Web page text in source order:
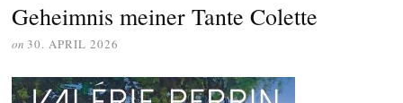
Geheimnis meiner Tante Colette
on 30. APRIL 2026